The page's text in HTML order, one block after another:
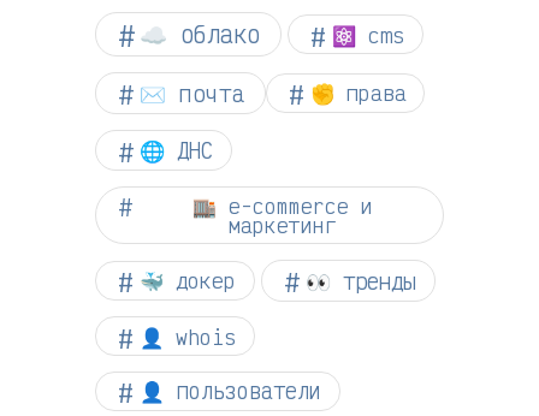
☁︎ облако ⚛ cms
✉️ почта ✊ права
🌐 ДНС
🏬 e-commerce и
маркетинг
🐳 докер 👀 тренды
👤 whois
👤 пользователи